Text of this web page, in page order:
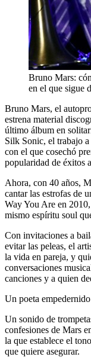
Bruno Mars:
en el que sigue
Bruno Mars, el
estrena material
último álbum en
Silk Sonic, el trabajo
con el que cosechó
popularidad de éxitos
Ahora, con 40 años,
cantar las estrofas de
Way You Are en
mismo espíritu soul
Con invitaciones a
evitar las peleas, el
la vida en pareja, y
conversaciones
canciones y a quien
Un poeta empedernido
Un sonido de
confesiones de Mars
la que establece el
que quiere asegurar.